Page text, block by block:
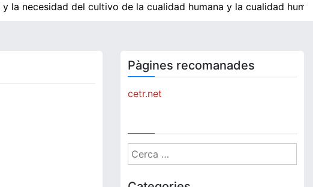
necesidad del cultivo de la cualidad humana y la cualidad
Pàgines recomanades
cetr.net
Cerca: